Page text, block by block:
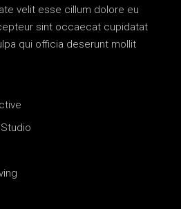
velit esse cillum dolore eu
sint occaecat cupidatat
qui officia deserunt mollit